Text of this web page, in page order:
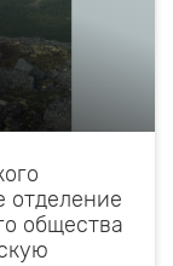
отделение
общества